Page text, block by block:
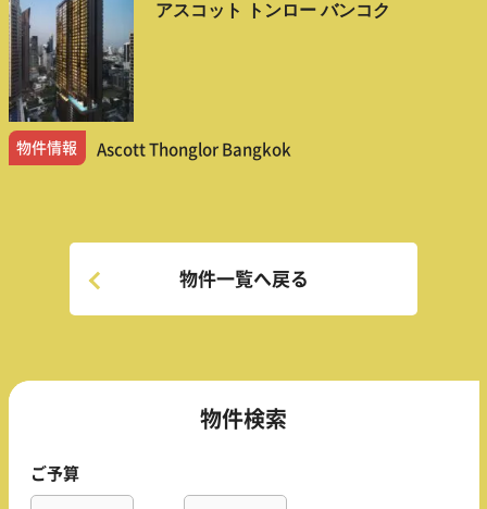
アスコット トンロー バンコク
物件情報 Ascott Thonglor Bangkok
物件一覧へ戻る
物件検索
ご予算